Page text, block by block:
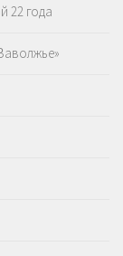
22 года